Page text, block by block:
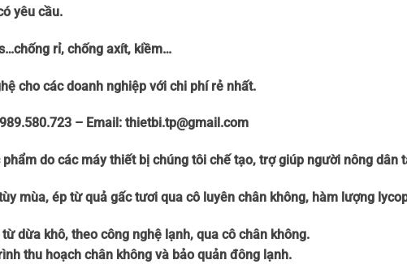
yêu cầu.
rỉ, chống axít, kiềm…
cho các doanh nghiệp với chi phí rẻ nhất.
– Email: thietbi.tp@gmail.com
do các máy thiết bị chúng tôi chế tạo, trợ giúp người nông dân
mùa, ép từ quả gấc tươi qua cô luyên chân không, hàm lượng
dừa khô, theo công nghệ lạnh, qua cô chân không.
thu hoạch chân không và bảo quản đông lạnh.